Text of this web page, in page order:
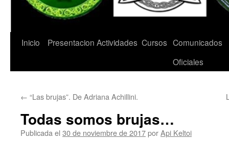
Saltar
Inicio Presentacion Actividades Cursos Comunicados
Oficiales
← “Las brujas”. De Adriana Achillini.
Todas somos brujas…
Publicada el 30 de noviembre de 2017porApi Keltoi